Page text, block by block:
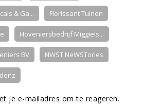
& Ga... Florissant Tuinen
Hoveniersbedrijf Miggiels...
BV NWST NeWSTories
je e-mailadres om te reageren.